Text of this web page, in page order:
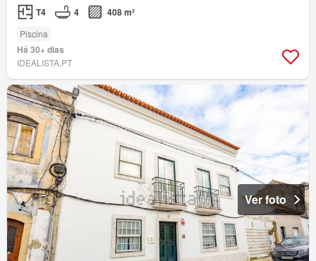
T4 4 408 m²
Piscina
Há 30+ dias
IDEALISTA.PT
Ver foto